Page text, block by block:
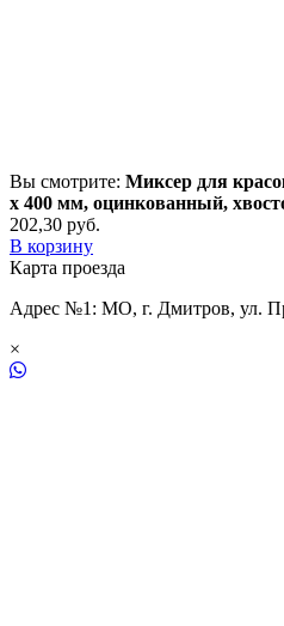
Вы смотрите: Миксер для
х 400 мм, оцинкованный,
202,30 руб.
В корзину
Карта проезда
Адрес №1: МО, г. Дмитров, ул.
×